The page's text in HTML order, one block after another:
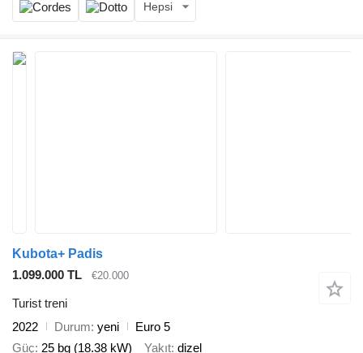
Hepsi
Kubota+ Padis
1.099.000 TL
€20.000
Turist treni
2022
Durum yeni
Euro 5
Güç 25 bg (18.38 kW) Yakıt dizel